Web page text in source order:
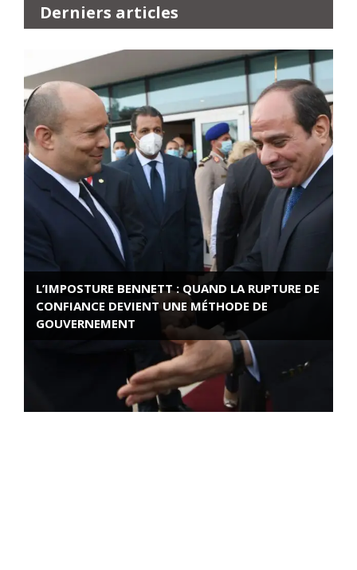
Derniers articles
L’IMPOSTURE BENNETT : QUAND LA RUPTURE DE
CONFIANCE DEVIENT UNE MÉTHODE DE
GOUVERNEMENT
ROSE VALLAND, HEROÏNE DE LA RESISTANCE